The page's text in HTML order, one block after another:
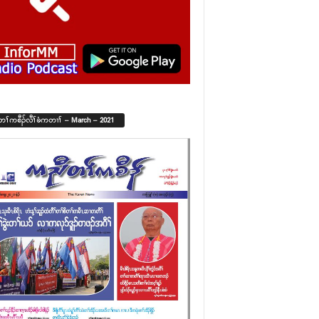
ကစီၣ်လီၢ်ခံကတၢၢ် – March – 2021